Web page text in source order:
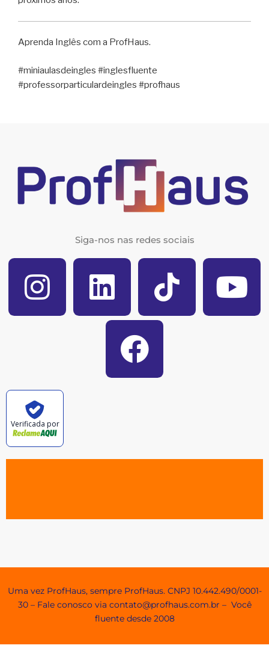
Aprenda Inglês com a ProfHaus.
#miniaulasdeingles #inglesfluente
#professorparticulardeingles #profhaus
Siga-nos nas redes sociais
Verificada por
Uma vez ProfHaus, sempre ProfHaus. CNPJ 10.442.490/0001-
30 – Fale conosco via contato@profhaus.com.br – Você
fluente desde 2008